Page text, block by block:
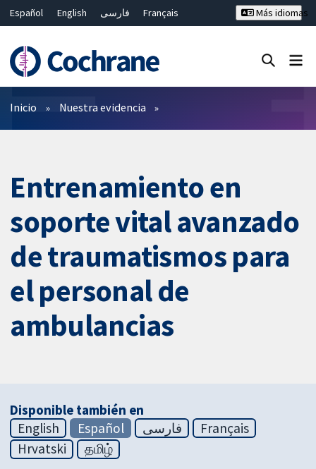
Español English فارسی
Français
Bahasa Malaysia
ไทย 繁體中文
Más idiomas
Filtros
Inicio Nuestra evidencia
Entrenamiento en
soporte vital avanzado
de traumatismos para
el personal de
ambulancias
Disponible también en
English
Español فارسی
Français
Hrvatski
தமிழ்